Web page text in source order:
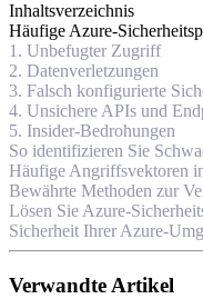
Inhaltsverzeichnis
Häufige Azure-
1. Unbefugter Zugriff
2. Datenverletzungen
3. Falsch konfigurierte
4. Unsichere APIs und
5. Insider-Bedrohungen
So identifizieren Sie
Häufige Angriffsvektoren
Bewährte Methoden zur
Lösen Sie Azure-
Sicherheit Ihrer Azure-
Verwandte Artikel